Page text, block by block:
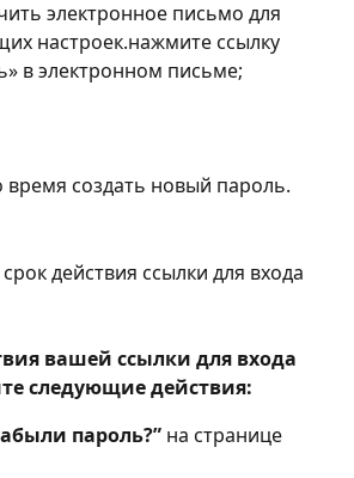
электронное письмо для
настроек.нажмите ссылку
в электронном письме;
создать новый пароль.
действия ссылки для входа
вашей ссылки для входа
следующие действия:
пароль?” на странице